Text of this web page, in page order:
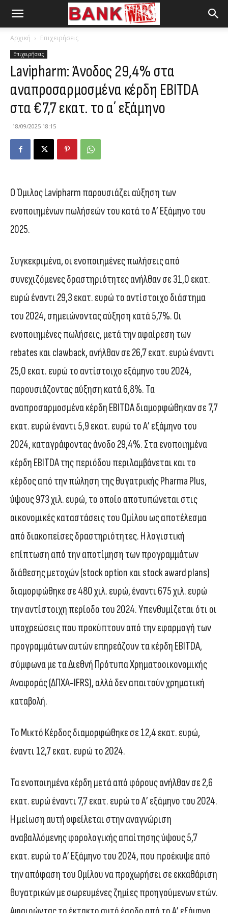
Αρχική Επιχειρήσεις
Επιχειρήσεις
Lavipharm: Άνοδος 29,4% στα
αναπροσαρμοσμένα κέρδη EBITDA
στα €7,7 εκατ. το α΄ εξάμηνο
18/09/2025 18:15
Ο Όμιλος Lavipharm παρουσιάζει αύξηση των
ενοποιημένων πωλήσεών του κατά το Α’ Εξάμηνο του
2025.
Συγκεκριμένα, οι ενοποιημένες πωλήσεις από
συνεχιζόμενες δραστηριότητες ανήλθαν σε 31,0 εκατ.
ευρώ έναντι 29,3 εκατ. ευρώ το αντίστοιχο διάστημα
του 2024, σημειώνοντας αύξηση κατά 5,7%. Οι
ενοποιημένες πωλήσεις, μετά την αφαίρεση των
rebates και clawback, ανήλθαν σε 26,7 εκατ. ευρώ έναντι
25,0 εκατ. ευρώ το αντίστοιχο εξάμηνο του 2024,
παρουσιάζοντας αύξηση κατά 6,8%. Τα
αναπροσαρμοσμένα κέρδη EBITDA διαμορφώθηκαν σε 7,7
εκατ. ευρώ έναντι 5,9 εκατ. ευρώ το Α’ εξάμηνο του
2024, καταγράφοντας άνοδο 29,4%. Στα ενοποιημένα
κέρδη EBITDA της περιόδου περιλαμβάνεται και το
κέρδος από την πώληση της θυγατρικής Pharma Plus,
ύψους 973 χιλ. ευρώ, το οποίο αποτυπώνεται στις
οικονομικές καταστάσεις του Ομίλου ως αποτέλεσμα
από διακοπείσες δραστηριότητες. Η λογιστική
επίπτωση από την αποτίμηση των προγραμμάτων
διάθεσης μετοχών (stock option και stock award plans)
διαμορφώθηκε σε 480 χιλ. ευρώ, έναντι 675 χιλ. ευρώ
την αντίστοιχη περίοδο του 2024. Υπενθυμίζεται ότι οι
υποχρεώσεις που προκύπτουν από την εφαρμογή των
προγραμμάτων αυτών επηρεάζουν τα κέρδη EBITDA,
σύμφωνα με τα Διεθνή Πρότυπα Χρηματοοικονομικής
Αναφοράς (ΔΠΧΑ-IFRS), αλλά δεν απαιτούν χρηματική
καταβολή.
Το Μικτό Κέρδος διαμορφώθηκε σε 12,4 εκατ. ευρώ,
έναντι 12,7 εκατ. ευρώ το 2024.
Τα ενοποιημένα κέρδη μετά από φόρους ανήλθαν σε 2,6
εκατ. ευρώ έναντι 7,7 εκατ. ευρώ το Α’ εξάμηνο του 2024.
Η μείωση αυτή οφείλεται στην αναγνώριση
αναβαλλόμενης φορολογικής απαίτησης ύψους 5,7
εκατ. ευρώ το Α’ Εξάμηνο του 2024, που προέκυψε από
την απόφαση του Ομίλου να προχωρήσει σε εκκαθάριση
θυγατρικών με σωρευμένες ζημίες προηγούμενων ετών.